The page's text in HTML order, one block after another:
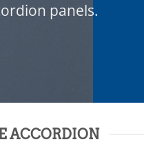
panels.
ACCORDION